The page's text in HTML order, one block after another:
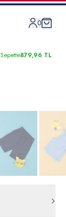
0
Sepette879,96 TL